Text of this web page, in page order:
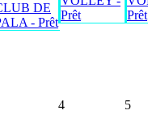
DE
- Prêt
Prêt
Prêt
4 5